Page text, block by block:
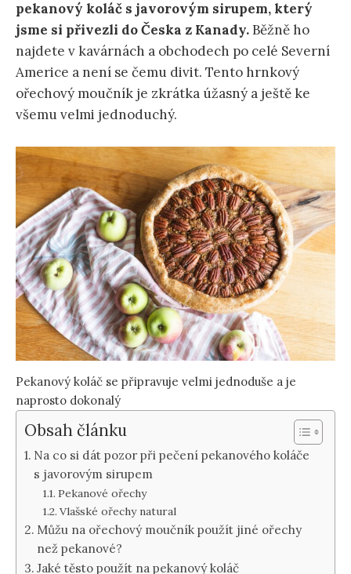
pekanový koláč s javorovým sirupem, který
jsme si přivezli do Česka z Kanady.Běžně ho
najdete v kavárnách a obchodech po celé Severní
Americe a není se čemu divit. Tento hrnkový
ořechový moučník je zkrátka úžasný a ještě ke
všemu velmi jednoduchý.
Pekanový koláč se připravuje velmi jednoduše a je
naprosto dokonalý
Obsah článku
Na co si dát pozor při pečení pekanového koláče
s javorovým sirupem
Pekanové ořechy
Vlašské ořechy natural
Můžu na ořechový moučník použít jiné ořechy
než pekanové?
Jaké těsto použít na pekanový koláč